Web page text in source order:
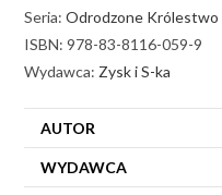
Seria:Odrodzone Królestwo
ISBN: 978-83-8116-059-9
Wydawca: Zysk i S-ka
AUTOR
WYDAWCA